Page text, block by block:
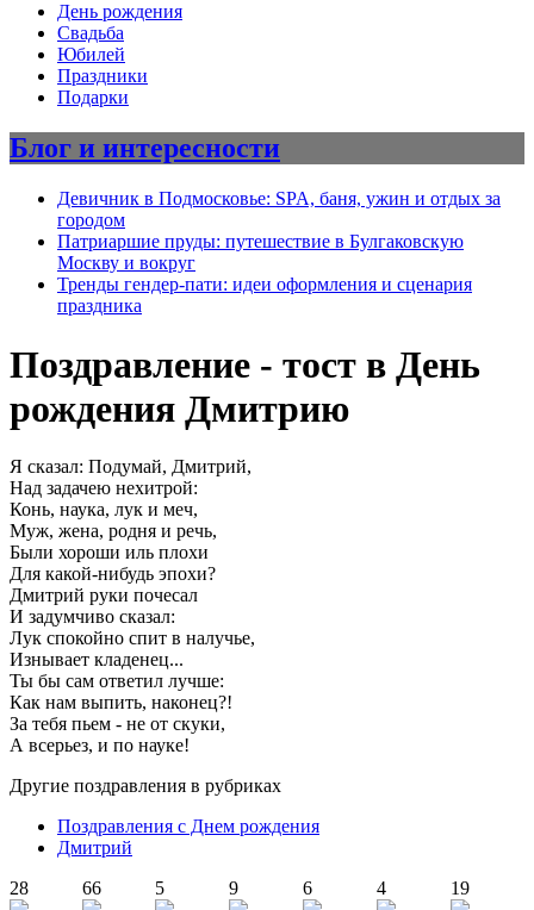
День рождения
Свадьба
Юбилей
Праздники
Подарки
Блог и интересности
Девичник в Подмосковье: SPA, баня, ужин и отдых за
городом
Патриаршие пруды: путешествие в Булгаковскую
Москву и вокруг
Тренды гендер-пати: идеи оформления и сценария
праздника
Поздравление - тост в День
рождения Дмитрию
Я сказал: Подумай, Дмитрий,
Над задачею нехитрой:
Конь, наука, лук и меч,
Муж, жена, родня и речь,
Были хороши иль плохи
Для какой-нибудь эпохи?
Дмитрий руки почесал
И задумчиво сказал:
Лук спокойно спит в налучье,
Изнывает кладенец...
Ты бы сам ответил лучше:
Как нам выпить, наконец?!
За тебя пьем - не от скуки,
А всерьез, и по науке!
Другие поздравления в рубриках
Поздравления с Днем рождения
Дмитрий
28
66 5 9 6 4 19